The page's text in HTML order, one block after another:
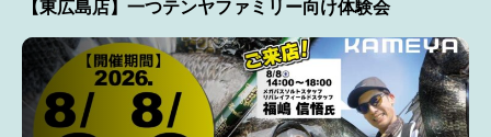
【東広島店】一つテンヤファミリー向け体験会